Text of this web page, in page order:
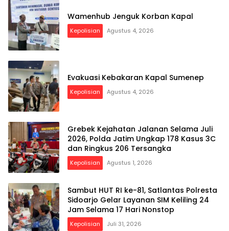
Wamenhub Jenguk Korban Kapal
Kepolisian Agustus 4, 2026
Evakuasi Kebakaran Kapal Sumenep
Kepolisian Agustus 4, 2026
Grebek Kejahatan Jalanan Selama Juli
2026, Polda Jatim Ungkap 178 Kasus 3C
dan Ringkus 206 Tersangka
Kepolisian Agustus 1, 2026
Sambut HUT RI ke-81, Satlantas Polresta
Sidoarjo Gelar Layanan SIM Keliling 24
Jam Selama 17 Hari Nonstop
Kepolisian Juli 31, 2026